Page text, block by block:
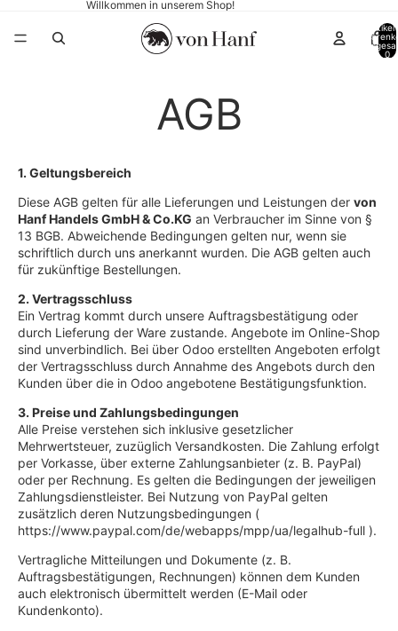
Willkommen in unserem Shop!
Artikel
0
AGB
1. Geltungsbereich
Diese AGB gelten für alle Lieferungen und Leistungen der von
Hanf Handels GmbH & Co.KG an Verbraucher im Sinne von §
13 BGB. Abweichende Bedingungen gelten nur, wenn sie
schriftlich durch uns anerkannt wurden. Die AGB gelten auch
für zukünftige Bestellungen.
2. Vertragsschluss
Ein Vertrag kommt durch unsere Auftragsbestätigung oder
durch Lieferung der Ware zustande. Angebote im Online-Shop
sind unverbindlich. Bei über Odoo erstellten Angeboten erfolgt
der Vertragsschluss durch Annahme des Angebots durch den
Kunden über die in Odoo angebotene Bestätigungsfunktion.
3. Preise und Zahlungsbedingungen
Alle Preise verstehen sich inklusive gesetzlicher
Mehrwertsteuer, zuzüglich Versandkosten. Die Zahlung erfolgt
per Vorkasse, über externe Zahlungsanbieter (z. B. PayPal)
oder per Rechnung. Es gelten die Bedingungen der jeweiligen
Zahlungsdienstleister. Bei Nutzung von PayPal gelten
zusätzlich deren Nutzungsbedingungen (
https://www.paypal.com/de/webapps/mpp/ua/legalhub-full ).
Vertragliche Mitteilungen und Dokumente (z. B.
Auftragsbestätigungen, Rechnungen) können dem Kunden
auch elektronisch übermittelt werden (E-Mail oder
Kundenkonto).